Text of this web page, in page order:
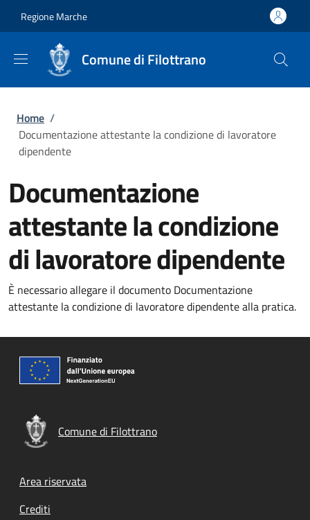
Regione Marche
Comune di Filottrano
Briciole di pane
Home /
Documentazione attestante la condizione di lavoratore
dipendente
Documentazione
attestante la condizione
di lavoratore dipendente
È necessario allegare il documento Documentazione
attestante la condizione di lavoratore dipendente alla pratica.
Comune di Filottrano
Footer menu
Area riservata
Crediti